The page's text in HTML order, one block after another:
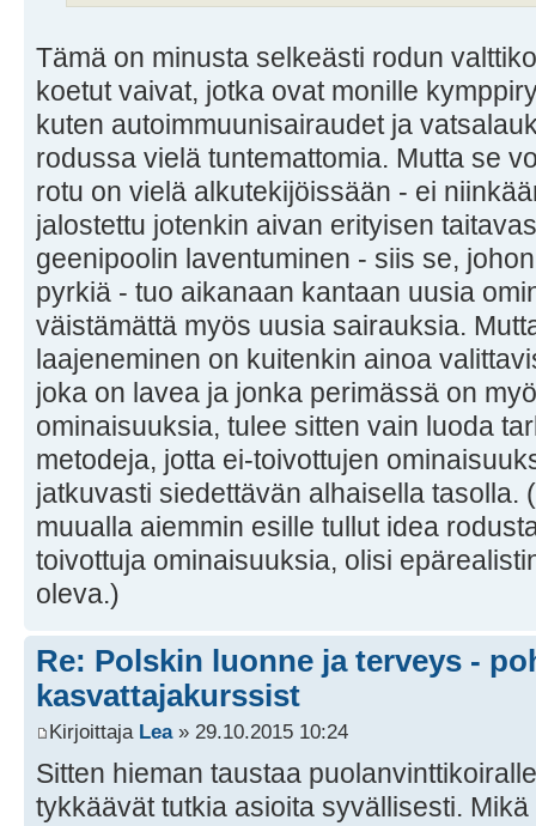
Tämä on minusta selkeästi rodun
koetut vaivat, jotka ovat monille
kuten autoimmuunisairaudet ja
rodussa vielä tuntemattomia. Mutta se
rotu on vielä alkutekijöissään - ei
jalostettu jotenkin aivan erityisen
geenipoolin laventuminen - siis se,
pyrkiä - tuo aikanaan kantaan uusia
väistämättä myös uusia sairauksia.
laajeneminen on kuitenkin ainoa
joka on lavea ja jonka perimässä on
ominaisuuksia, tulee sitten vain luoda
metodeja, jotta ei-toivottujen
jatkuvasti siedettävän alhaisella tasolla.
muualla aiemmin esille tullut idea
toivottuja ominaisuuksia, olisi
oleva.)
Re: Polskin luonne ja terveys -
kasvattajakurssist
Kirjoittaja Lea» 29.10.2015 10:24
Sitten hieman taustaa
tykkäävät tutkia asioita syvällisesti.